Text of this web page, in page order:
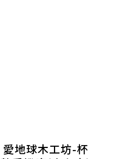
愛地球木工坊-杯